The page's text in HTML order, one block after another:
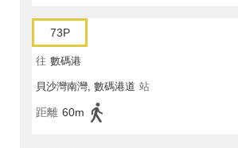
73P
往 數碼港
貝沙灣南灣, 數碼港道 站
距離 60m